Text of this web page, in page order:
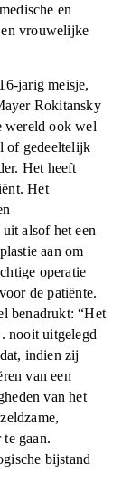
en
vrouwelijke
jarig meisje,
Rokitansky
wereld ook wel
of gedeeltelijk
Het heeft
Het
alsof het een
aan om
operatie
de patiënte.
benadrukt: “Het
nooit uitgelegd
indien zij
van een
van het
gaan.
bijstand